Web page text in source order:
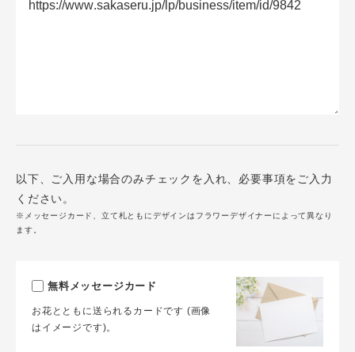
以下、ご入用な場合のみチェックを入れ、必要事項をご入力
ください。
※メッセージカード、立て札ともにデザインはフラワーデザイナーによって異なり
ます。
無料メッセージカード
お花とともに送られるカードです (画像
はイメージです)。